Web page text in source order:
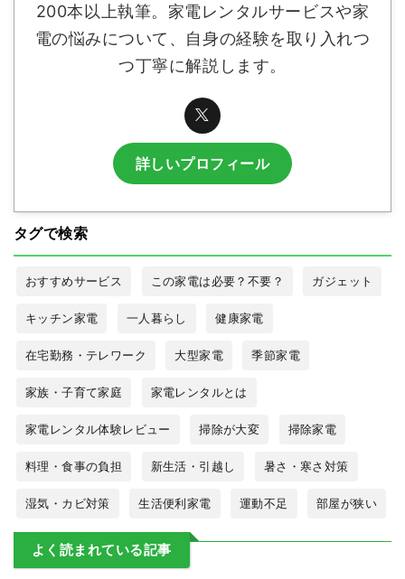
200本以上執筆。家電レンタルサービスや家
電の悩みについて、自身の経験を取り入れつ
つ丁寧に解説します。
詳しいプロフィール
タグで検索
おすすめサービス この家電は必要？不要？ ガジェット
キッチン家電 一人暮らし 健康家電
在宅勤務・テレワーク 大型家電 季節家電
家族・子育て家庭 家電レンタルとは
家電レンタル体験レビュー 掃除が大変 掃除家電
料理・食事の負担 新生活・引越し 暑さ・寒さ対策
湿気・カビ対策 生活便利家電 運動不足 部屋が狭い
よく読まれている記事